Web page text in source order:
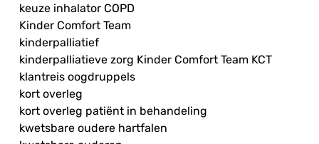
keuze inhalator COPD
Kinder Comfort Team
kinderpalliatief
kinderpalliatieve zorg Kinder Comfort Team KCT
klantreis oogdruppels
kort overleg
kort overleg patiënt in behandeling
kwetsbare oudere hartfalen